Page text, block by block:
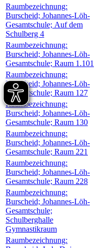
Raumbezeichnung:
Burscheid; Johannes-Löh-
Gesamtschule; Auf dem
Schulberg 4
Raumbezeichnung:
Burscheid; Johannes-Löh-
Gesamtschule; Raum 1.101
Raumbezeichnung:
Burscheid; Johannes-Löh-
Gesamtschule; Raum 127
Raumbezeichnung:
Burscheid; Johannes-Löh-
Gesamtschule; Raum 130
Raumbezeichnung:
Burscheid; Johannes-Löh-
Gesamtschule; Raum 221
Raumbezeichnung:
Burscheid; Johannes-Löh-
Gesamtschule; Raum 228
Raumbezeichnung:
Burscheid; Johannes-Löh-
Gesamtschule;
Schulberghalle
Gymnastikraum
Raumbezeichnung: